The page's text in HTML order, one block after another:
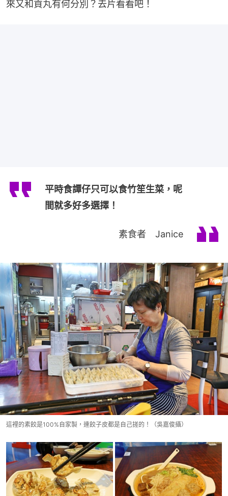
來又和貢丸有何分別？去片看看吧！
平時食譚仔只可以食竹笙生菜，呢
間就多好多選擇！
素食者 Janice
這裡的素餃是100%自家製，連餃子皮都是自己搓的！（吳嘉俊攝）